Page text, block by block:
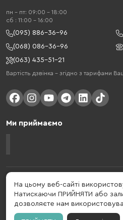
пн - пт: 09:00 - 18:00
cб : 11:00 - 16:00
(095) 886-36-96
(068) 086-36-96
(063) 435-51-21
Вартість дзвінка – згідно з тарифами
Ми приймаємо
Gelius - український бренд, який
гаджетів та мобільних аксесуарів.
- це набагато більше ніж просто
собі драйв, радість, швидкість, новації
На цьому веб-сайті
Натискаючи ПРИЙНЯТИ або
дозволяєте нам